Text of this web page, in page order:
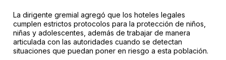
La dirigente gremial agregó que los hoteles legales
cumplen estrictos protocolos para la protección de niños,
niñas y adolescentes, además de trabajar de manera
articulada con las autoridades cuando se detectan
situaciones que puedan poner en riesgo a esta población.